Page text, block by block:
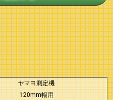
ヤマヨ測定機
120mm幅用